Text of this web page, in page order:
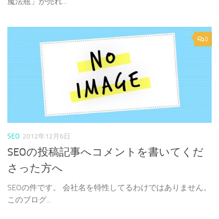
0
SEO 2012年12月6日
SEOの投稿記事へコメントを書いてくだ
さった方へ
SEOの件です。 会社名を特性してるわけではありません。
このブログ...